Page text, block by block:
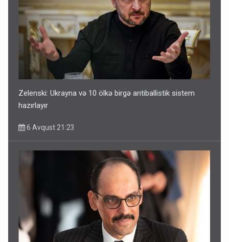
Zelenski: Ukrayna və 10 ölkə birgə antiballistik sistem
hazırlayır
6 Avqust 21:23